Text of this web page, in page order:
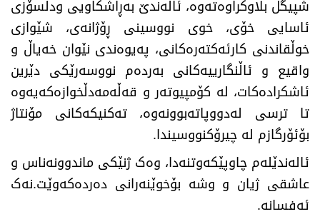
شپیگل بڵاوکراوەتەوە، ئالەندێ بەڕاشکاویی ودڵسۆزی
ئاسایی خۆی، خوی نووسینی ڕۆژانەی، شێوازی
خوڵقاندنی کارئەکتەرەکانی، پەیوەندی نێوان خەیاڵ و
واقیع و ئاڵنگارییەکانی بەردەم نووسەرێکی دێرین
ئاشکرادەکات، لە کۆمپیوتەر و قەڵەمەدڵخوازەکەیەوە
تا ترسی لەدووپاتەبوونەوە، تەکنیکەکانی مۆنتاژ
بۆئۆرگازم لە چیرۆکنووسیندا.
ئالەندێلەم چاوپێکەوتنەدا، وەک ژنێکی ماندوونەناس و
عاشقی ژیان و وشە بۆخوێنەرانی دەردەکەوێت.نەک
ئەفسانە.